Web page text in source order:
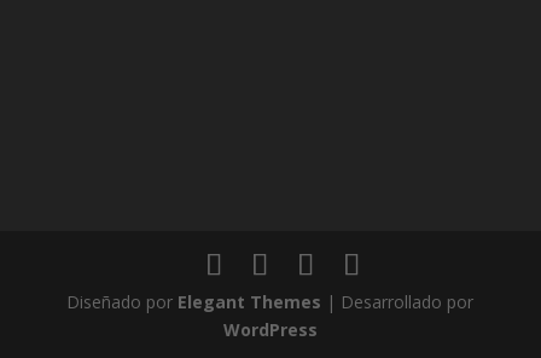
Diseñado por Elegant Themes | Desarrollado por
WordPress